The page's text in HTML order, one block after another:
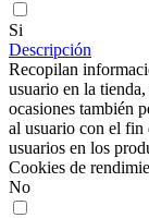
Si
Descripción
Recopilan
usuario en la
ocasiones también
al usuario con el fin
usuarios en los
Cookies de
No